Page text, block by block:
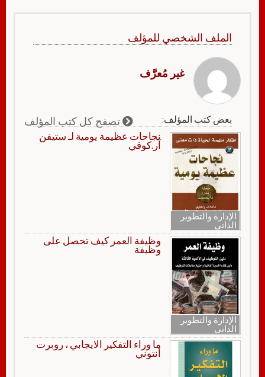
الملف الشخصي للمؤلف
غير مُعرَّف
بعض كتب المؤلف: تصفح كل كتب المؤلف
الإدارة والتطوير
الذاتي
نجاحات عظيمة يومية لـ ستيفن
آر.كوفي
الإدارة والتطوير
الذاتي
وظيفة العمر كيف تحصل على
وظيفة
ما وراء التفكير الايجابي ، روبرت
أنتوني